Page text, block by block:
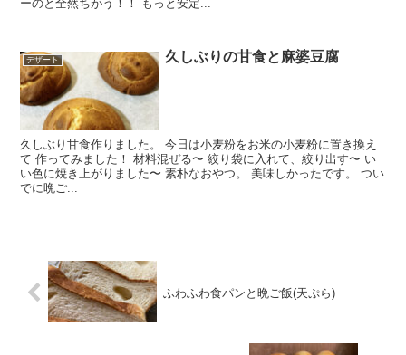
ーのと全然ちがう！！ もっと安定...
デザート 久しぶりの甘食と麻婆豆腐
久しぶり甘食作りました。 今日は小麦粉をお米の小麦粉に置き換え
て 作ってみました！ 材料混ぜる〜 絞り袋に入れて、絞り出す〜 い
い色に焼き上がりました〜 素朴なおやつ。 美味しかったです。 つい
でに晩ご...
ふわふわ食パンと晩ご飯(天ぷら)